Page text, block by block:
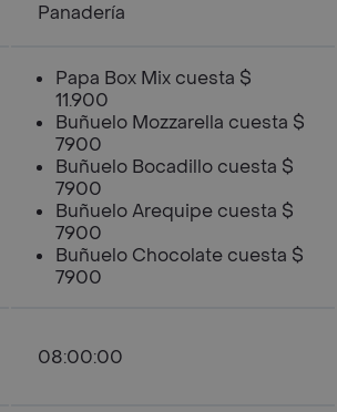
Panadería
Papa Box Mix cuesta $
11.900
Buñuelo Mozzarella cuesta $
7900
Buñuelo Bocadillo cuesta $
7900
Buñuelo Arequipe cuesta $
7900
Buñuelo Chocolate cuesta $
7900
08:00:00